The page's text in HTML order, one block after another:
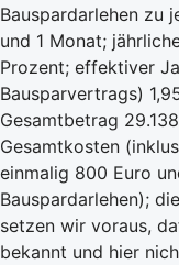
Bauspardarlehen zu
und 1 Monat;
Prozent; effektiver
Bausparvertrags)
Gesamtbetrag
Gesamtkosten
einmalig 800 Euro
Bauspardarlehen);
setzen wir voraus,
bekannt und hier